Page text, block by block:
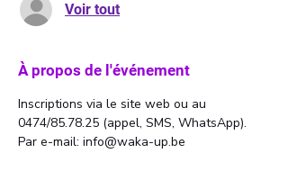
Voir tout
À propos de l'événement
Inscriptions via le site web ou au
0474/85.78.25 (appel, SMS, WhatsApp).
Par e-mail: info@waka-up.be